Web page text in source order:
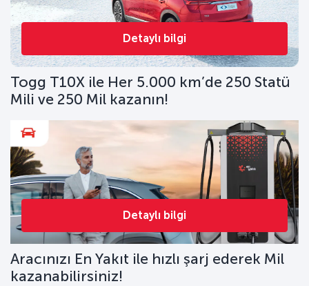
Detaylı bilgi
Togg T10X ile Her 5.000 km’de 250 Statü
Mili ve 250 Mil kazanın!
Detaylı bilgi
Aracınızı En Yakıt ile hızlı şarj ederek Mil
kazanabilirsiniz!